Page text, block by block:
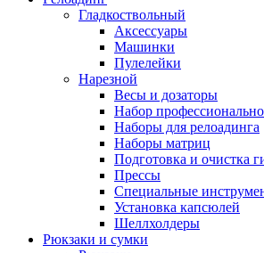
Гладкоствольный
Аксессуары
Машинки
Пулелейки
Нарезной
Весы и дозаторы
Набор
Наборы для релоадинга
Наборы матриц
Подготовка и очистка
Прессы
Специальные
Установка капсюлей
Шеллхолдеры
Рюкзаки и сумки